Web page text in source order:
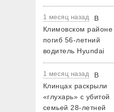
1 месяц назад
В
Климовском районе
погиб 56-летний
водитель Hyundai
1 месяц назад
В
Клинцах раскрыли
«глухарь» с убитой
семьей 28-летней